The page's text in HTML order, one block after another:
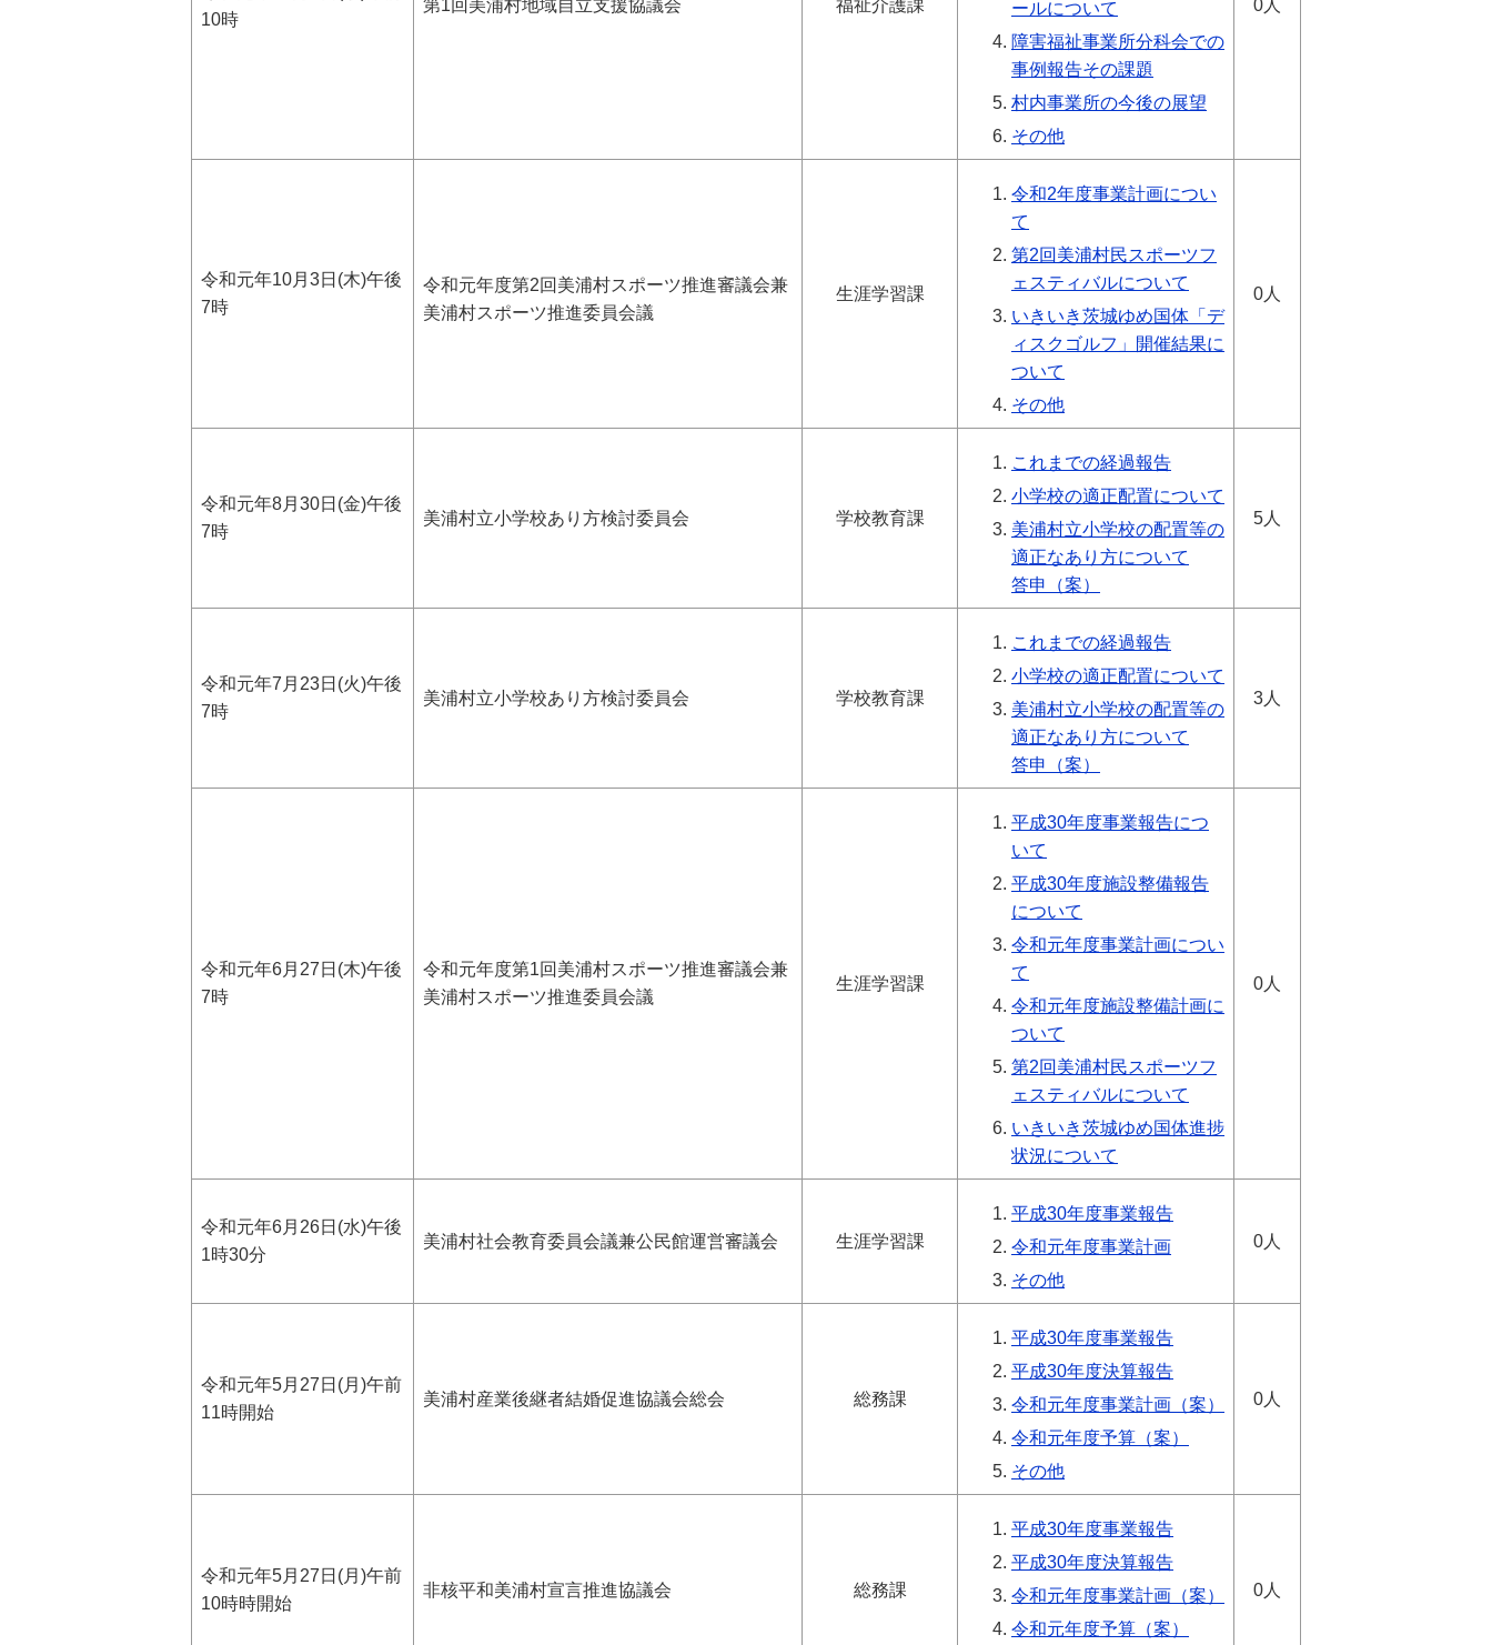
10時
第1回美浦村地域自立支援協議会 福祉介護課
ールについて
障害福祉事業所分科会での
事例報告その課題
村内事業所の今後の展望
その他
0人
令和元年10月3日(木)午後
7時
令和元年度第2回美浦村スポーツ推進審議会兼
美浦村スポーツ推進委員会議
生涯学習課
令和2年度事業計画につい
て
第2回美浦村民スポーツフ
ェスティバルについて
いきいき茨城ゆめ国体「デ
ィスクゴルフ」開催結果に
ついて
その他
0人
令和元年8月30日(金)午後
7時
美浦村立小学校あり方検討委員会 学校教育課
これまでの経過報告
小学校の適正配置について
美浦村立小学校の配置等の
適正なあり方について
答申（案）
5人
令和元年7月23日(火)午後
7時
美浦村立小学校あり方検討委員会 学校教育課
これまでの経過報告
小学校の適正配置について
美浦村立小学校の配置等の
適正なあり方について
答申（案）
3人
令和元年6月27日(木)午後
7時
令和元年度第1回美浦村スポーツ推進審議会兼
美浦村スポーツ推進委員会議
生涯学習課
平成30年度事業報告につ
いて
平成30年度施設整備報告
について
令和元年度事業計画につい
て
令和元年度施設整備計画に
ついて
第2回美浦村民スポーツフ
ェスティバルについて
いきいき茨城ゆめ国体進捗
状況について
0人
令和元年6月26日(水)午後
1時30分
美浦村社会教育委員会議兼公民館運営審議会 生涯学習課
平成30年度事業報告
令和元年度事業計画
その他
0人
令和元年5月27日(月)午前
11時開始
美浦村産業後継者結婚促進協議会総会 総務課
平成30年度事業報告
平成30年度決算報告
令和元年度事業計画（案）
令和元年度予算（案）
その他
0人
令和元年5月27日(月)午前
10時時開始
非核平和美浦村宣言推進協議会 総務課
平成30年度事業報告
平成30年度決算報告
令和元年度事業計画（案）
令和元年度予算（案）
0人